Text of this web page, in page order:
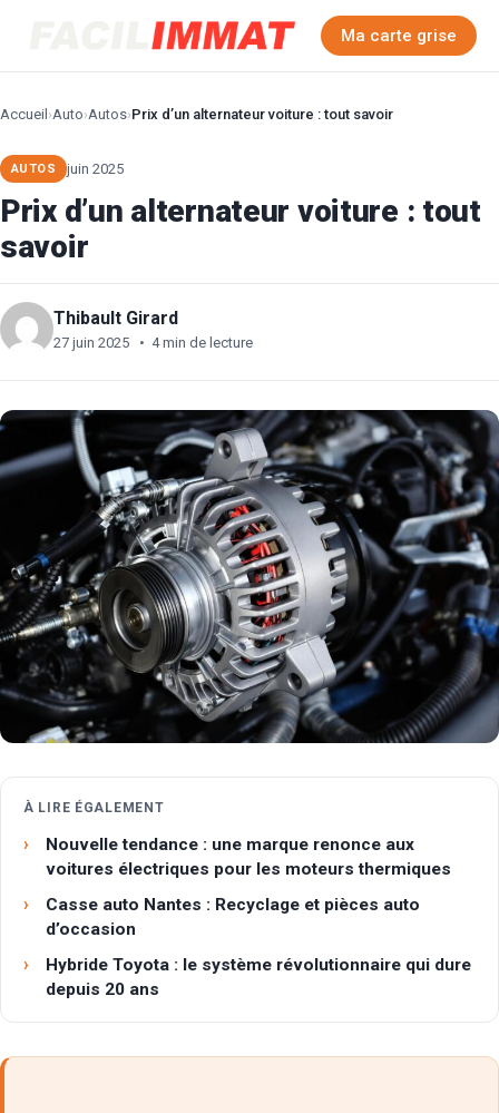
Ma carte grise
Accueil ›Auto›Autos›Prix d’un alternateur voiture : tout savoir
AUTOS juin 2025
Prix d’un alternateur voiture : tout
savoir
Thibault Girard
27 juin 2025 • 4 min de lecture
À LIRE ÉGALEMENT
Nouvelle tendance : une marque renonce aux
voitures électriques pour les moteurs thermiques
Casse auto Nantes : Recyclage et pièces auto
d’occasion
Hybride Toyota : le système révolutionnaire qui dure
depuis 20 ans